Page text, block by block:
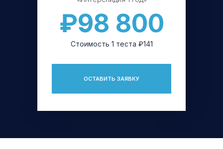
ОСТАВИТЬ ЗАЯВКУ
₽98 800
Стоимость 1 теста ₽141